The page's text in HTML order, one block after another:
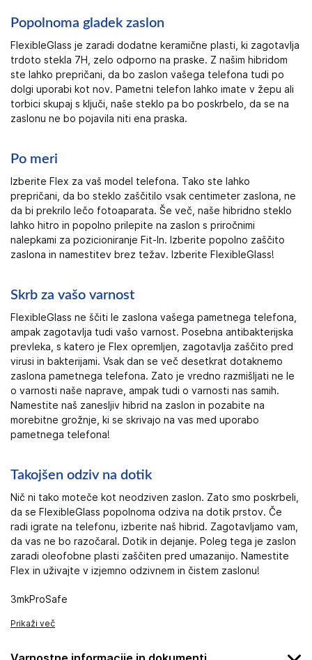
Popolnoma gladek zaslon
FlexibleGlass je zaradi dodatne keramične plasti, ki zagotavlja
trdoto stekla 7H, zelo odporno na praske. Z našim hibridom
ste lahko prepričani, da bo zaslon vašega telefona tudi po
dolgi uporabi kot nov. Pametni telefon lahko imate v žepu ali
torbici skupaj s ključi, naše steklo pa bo poskrbelo, da se na
zaslonu ne bo pojavila niti ena praska.
Po meri
Izberite Flex za vaš model telefona. Tako ste lahko
prepričani, da bo steklo zaščitilo vsak centimeter zaslona, ​​ne
da bi prekrilo lečo fotoaparata. Še več, naše hibridno steklo
lahko hitro in popolno prilepite na zaslon s priročnimi
nalepkami za pozicioniranje Fit-In. Izberite popolno zaščito
zaslona in namestitev brez težav. Izberite FlexibleGlass!
Skrb za vašo varnost
FlexibleGlass ne ščiti le zaslona vašega pametnega telefona,
ampak zagotavlja tudi vašo varnost. Posebna antibakterijska
prevleka, s katero je Flex opremljen, zagotavlja zaščito pred
virusi in bakterijami. Vsak dan se več desetkrat dotaknemo
zaslona pametnega telefona. Zato je vredno razmišljati ne le
o varnosti naše naprave, ampak tudi o varnosti nas samih.
Namestite naš zanesljiv hibrid na zaslon in pozabite na
morebitne grožnje, ki se skrivajo na vas med uporabo
pametnega telefona!
Takojšen odziv na dotik
Nič ni tako moteče kot neodziven zaslon. Zato smo poskrbeli,
da se FlexibleGlass popolnoma odziva na dotik prstov. Če
radi igrate na telefonu, izberite naš hibrid. Zagotavljamo vam,
da vas ne bo razočaral. Dotik in dejanje. Poleg tega je zaslon
zaradi oleofobne plasti zaščiten pred umazanijo. Namestite
Flex in uživajte v izjemno odzivnem in čistem zaslonu!
3mkProSafe
Prikaži več